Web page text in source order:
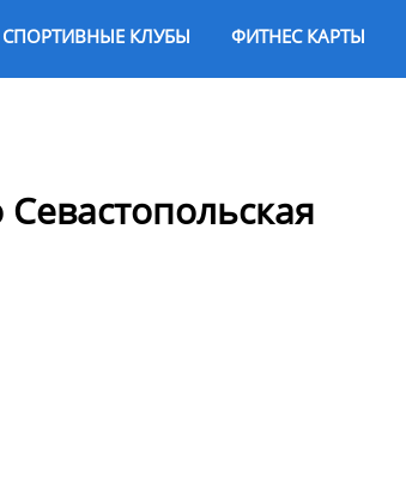
СПОРТИВНЫЕ КЛУБЫ ФИТНЕС КАРТЫ